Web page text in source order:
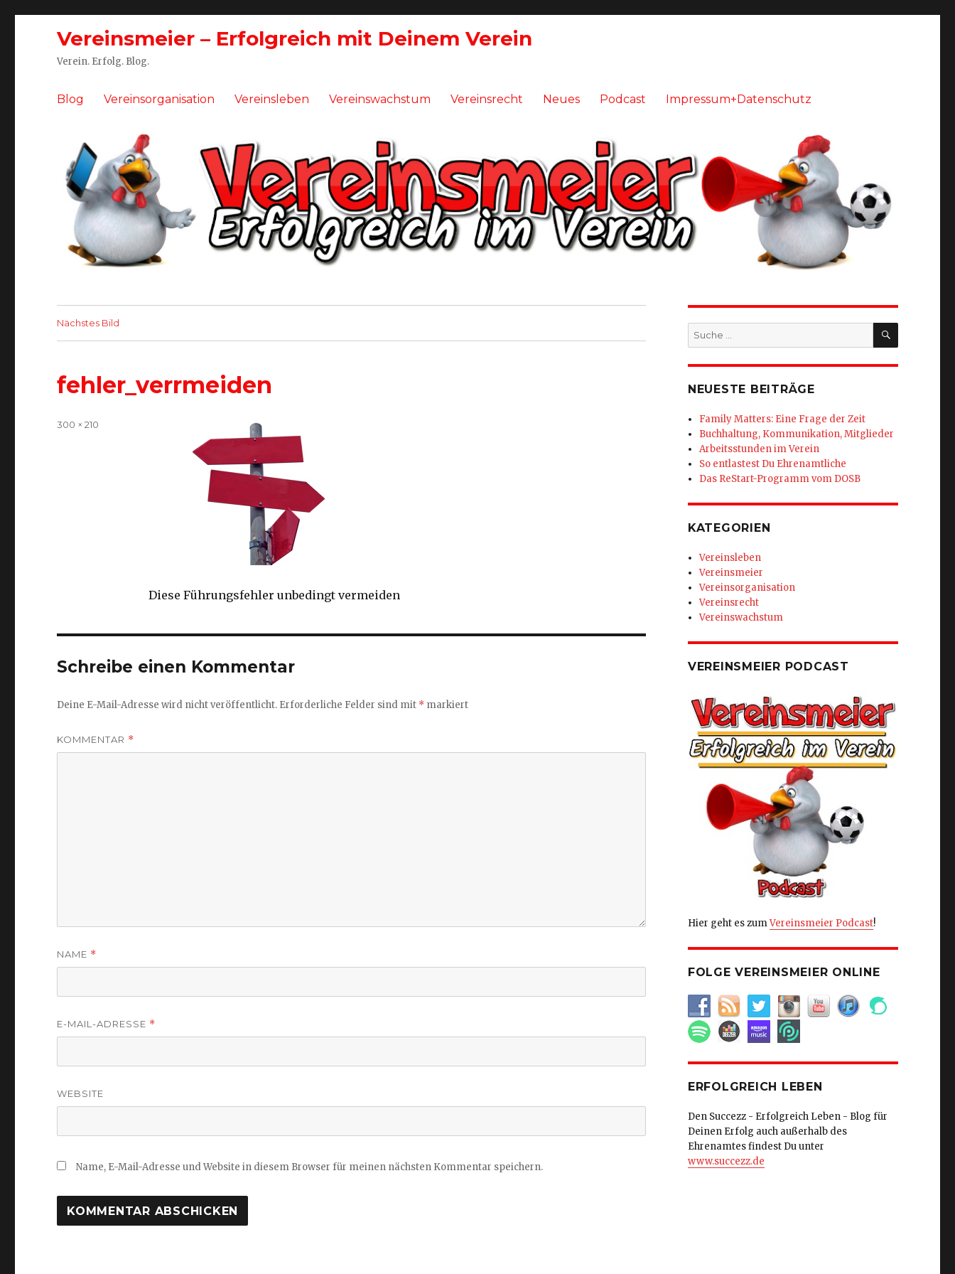
Vereinsmeier – Erfolgreich mit Deinem Verein
Verein. Erfolg. Blog.
Blog Vereinsorganisation Vereinsleben Vereinswachstum Vereinsrecht Neues Podcast Impressum+Datenschutz
Nächstes Bild
fehler_verrmeiden
Diese Führungsfehler unbedingt vermeiden
Volle
300 × 210
Schreibe einen Kommentar
Deine E-Mail-Adresse wird nicht veröffentlicht. Erforderliche Felder sind mit * markiert
KOMMENTAR *
NAME *
E-MAIL-ADRESSE *
WEBSITE
Name, E-Mail-Adresse und Website in diesem Browser für meinen nächsten Kommentar speichern.
Suche
nach:
SUCHEN
NEUESTE BEITRÄGE
Family Matters: Eine Frage der Zeit
Buchhaltung, Kommunikation, Mitglieder
Arbeitsstunden im Verein
So entlastest Du Ehrenamtliche
Das ReStart-Programm vom DOSB
KATEGORIEN
Vereinsleben
Vereinsmeier
Vereinsorganisation
Vereinsrecht
Vereinswachstum
VEREINSMEIER PODCAST
Hier geht es zumVereinsmeier Podcast!
FOLGE VEREINSMEIER ONLINE
ERFOLGREICH LEBEN
Den Succezz - Erfolgreich Leben - Blog für
Deinen Erfolg auch außerhalb des
Ehrenamtes findest Du unter
www.succezz.de